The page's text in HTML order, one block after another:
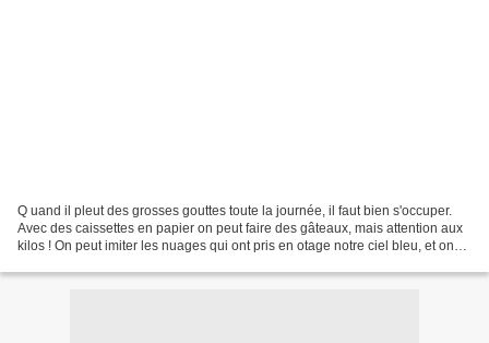
Q uand il pleut des grosses gouttes toute la journée, il faut bien s'occuper.
Avec des caissettes en papier on peut faire des gâteaux, mais attention aux
kilos ! On peut imiter les nuages qui ont pris en otage notre ciel bleu, et on